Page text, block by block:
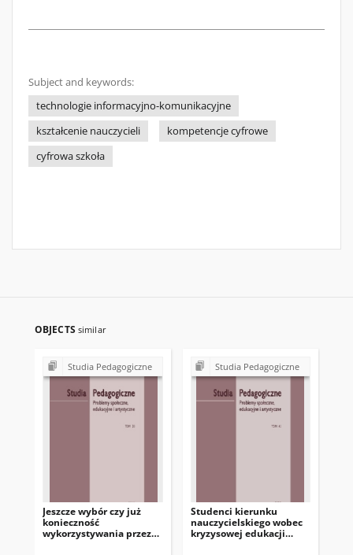
Subject and keywords:
technologie informacyjno-komunikacyjne
kształcenie nauczycieli
kompetencje cyfrowe
cyfrowa szkoła
OBJECTS similar
Studia Pedagogiczne
Jeszcze wybór czy już
konieczność
wykorzystywania przez
Studia Pedagogiczne
Studenci kierunku
nauczycielskiego wobec
kryzysowej edukacji